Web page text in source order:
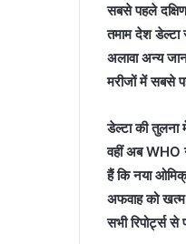
सबसे पहले
तमाम देश
अलावा अन्य
मरीजों में सबसे
डेल्टा की तुलना
वहीं अब WHO
हैं कि नया
अफवाह को खत्म
सभी रिपोर्ट्स